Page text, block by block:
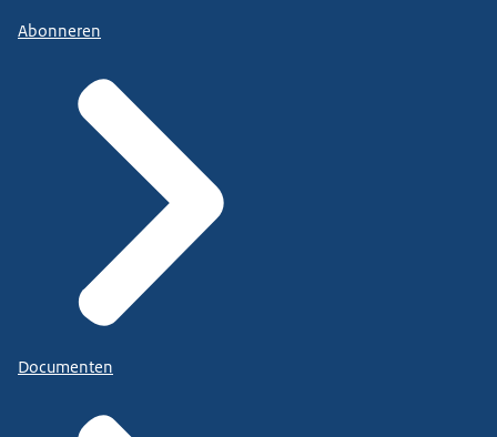
Abonneren
Documenten